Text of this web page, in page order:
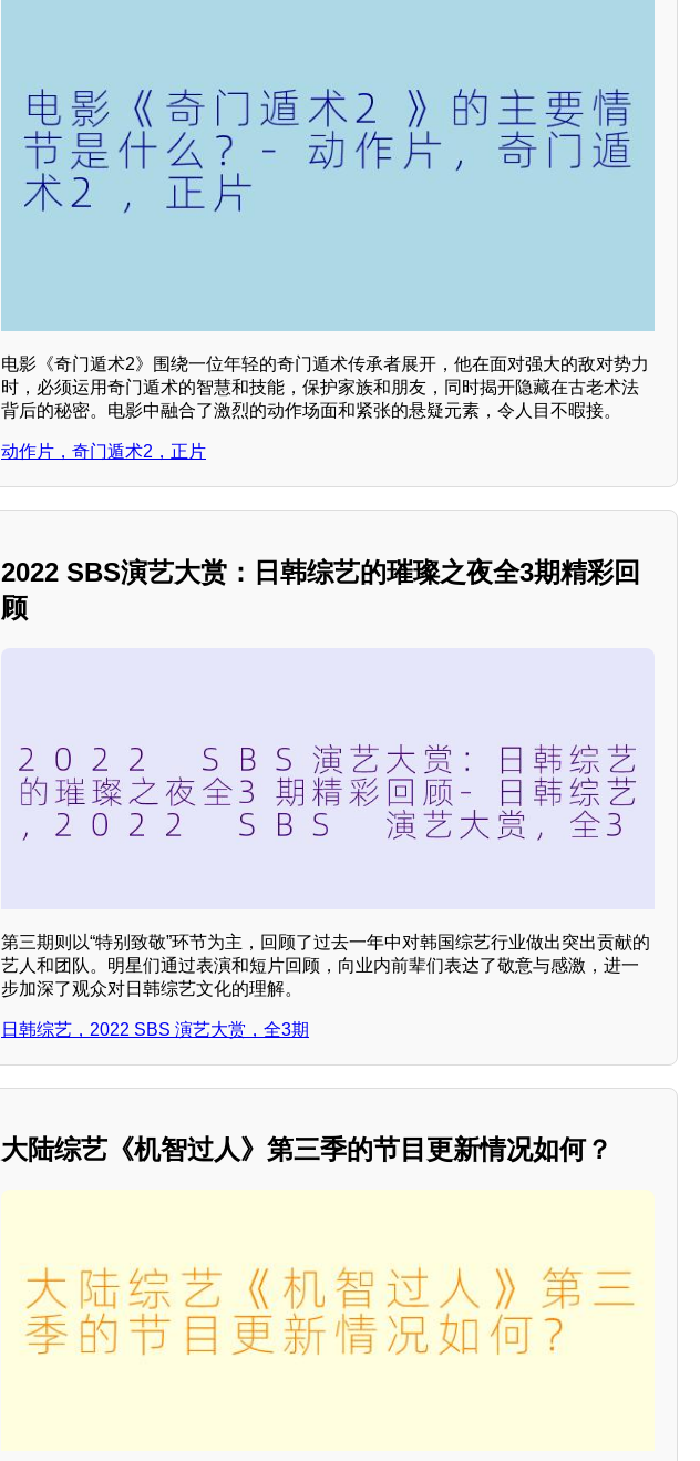
电影《奇门遁术2》围绕一位年轻的奇门遁术传承者展开，他在面对强大的敌对势力
时，必须运用奇门遁术的智慧和技能，保护家族和朋友，同时揭开隐藏在古老术法
背后的秘密。电影中融合了激烈的动作场面和紧张的悬疑元素，令人目不暇接。
动作片，奇门遁术2，正片
2022 SBS演艺大赏：日韩综艺的璀璨之夜全3期精彩回
顾
第三期则以“特别致敬”环节为主，回顾了过去一年中对韩国综艺行业做出突出贡献的
艺人和团队。明星们通过表演和短片回顾，向业内前辈们表达了敬意与感激，进一
步加深了观众对日韩综艺文化的理解。
日韩综艺，2022 SBS 演艺大赏，全3期
大陆综艺《机智过人》第三季的节目更新情况如何？